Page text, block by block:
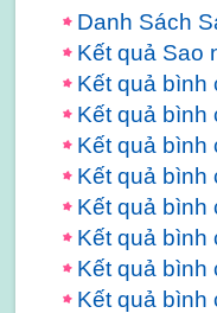
Danh Sách
Kết quả Sao
Kết quả bình
Kết quả bình
Kết quả bình
Kết quả bình
Kết quả bình
Kết quả bình
Kết quả bình
Kết quả bình